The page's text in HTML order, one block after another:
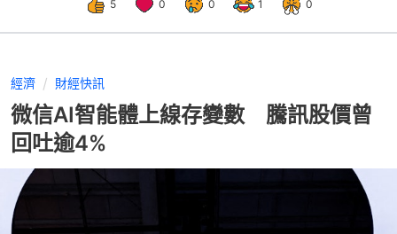
5 0 0 1 0
經濟 財經快訊
微信AI智能體上線存變數 騰訊股價曾
回吐逾4%